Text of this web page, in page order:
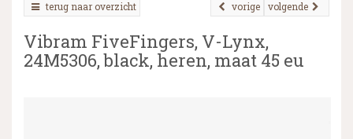
terug naar overzicht volgende
vorige
Vibram FiveFingers, V-Lynx,
24M5306, black, heren, maat 45 eu